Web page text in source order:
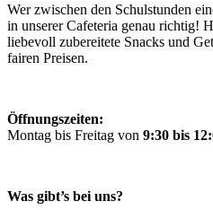
Wer zwischen den Schulstunden
in unserer Cafeteria genau richtig!
liebevoll zubereitete Snacks und
fairen Preisen.
Öffnungszeiten:
Montag bis Freitag von 9:30 bis
Was gibt’s bei uns?